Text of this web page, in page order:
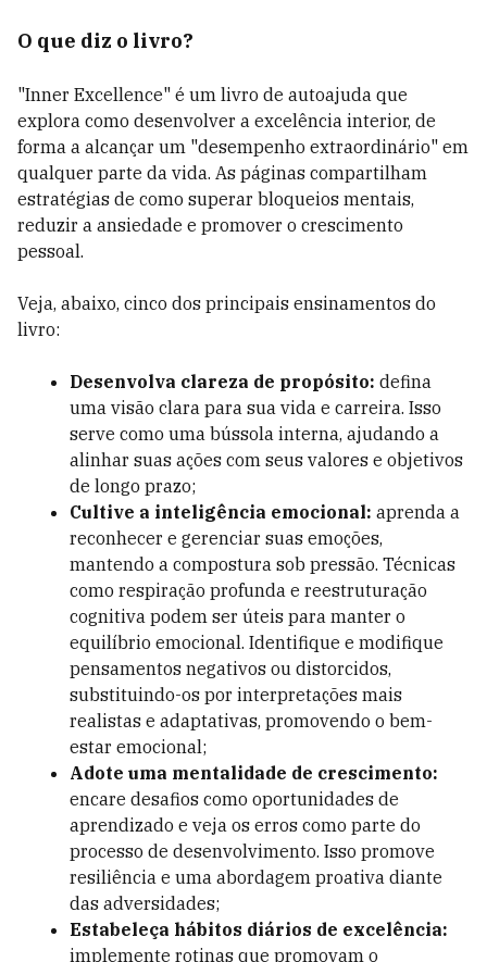
O que diz o livro?
"Inner Excellence" é um livro de autoajuda que
explora como desenvolver a excelência interior, de
forma a alcançar um "desempenho extraordinário" em
qualquer parte da vida. As páginas compartilham
estratégias de como superar bloqueios mentais,
reduzir a ansiedade e promover o crescimento
pessoal.
Veja, abaixo, cinco dos principais ensinamentos do
livro:
Desenvolva clareza de propósito: defina
uma visão clara para sua vida e carreira. Isso
serve como uma bússola interna, ajudando a
alinhar suas ações com seus valores e objetivos
de longo prazo;
Cultive a inteligência emocional: aprenda a
reconhecer e gerenciar suas emoções,
mantendo a compostura sob pressão. Técnicas
como respiração profunda e reestruturação
cognitiva podem ser úteis para manter o
equilíbrio emocional. Identifique e modifique
pensamentos negativos ou distorcidos,
substituindo-os por interpretações mais
realistas e adaptativas, promovendo o bem-
estar emocional;
Adote uma mentalidade de crescimento:
encare desafios como oportunidades de
aprendizado e veja os erros como parte do
processo de desenvolvimento. Isso promove
resiliência e uma abordagem proativa diante
das adversidades;
Estabeleça hábitos diários de excelência:
implemente rotinas que promovam o